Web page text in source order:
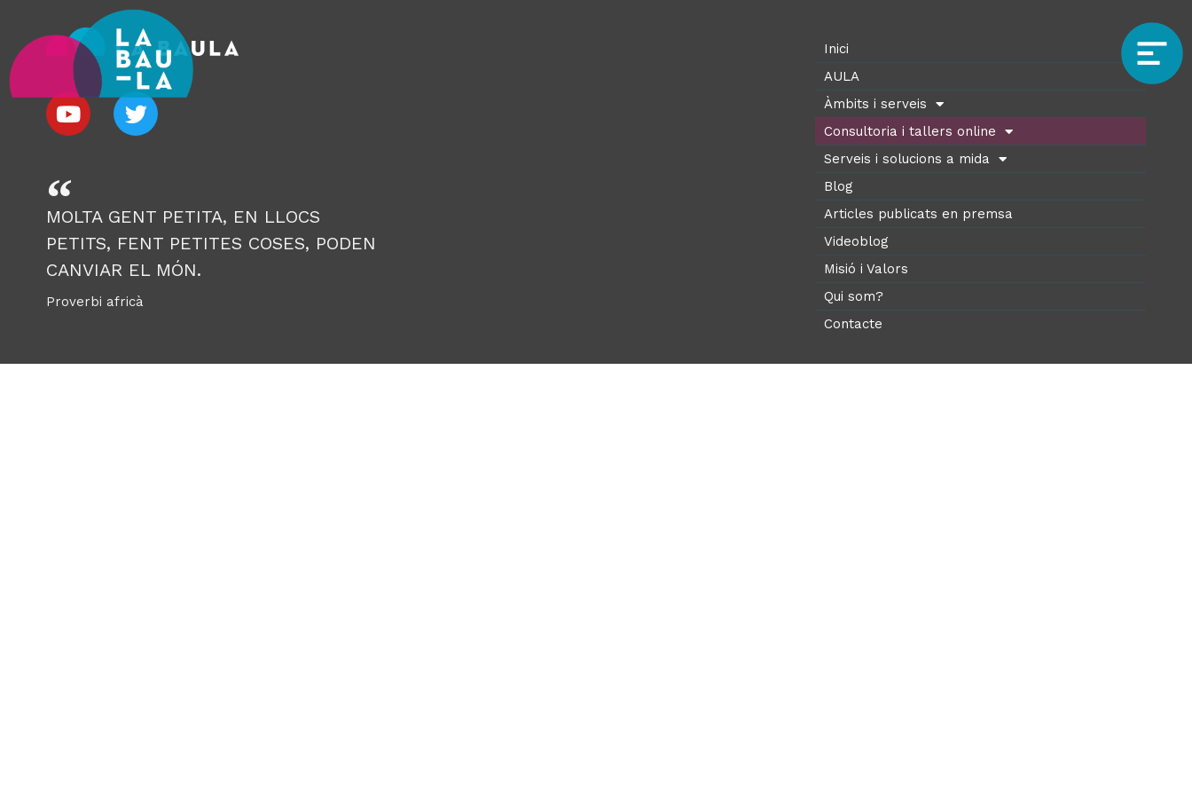
MOLTA GENT PETITA, EN LLOCS
PETITS, FENT PETITES COSES, PODEN
CANVIAR EL MÓN.
Proverbi africà
Inici
AULA
Àmbits i serveis
Consultoria i tallers online
Serveis i solucions a mida
Blog
Articles publicats en premsa
Videoblog
Misió i Valors
Qui som?
Contacte